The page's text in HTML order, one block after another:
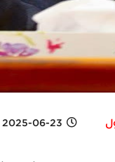
2025-06-23 5:49 PM